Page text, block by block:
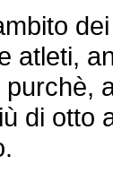
dei
atleti,
di otto